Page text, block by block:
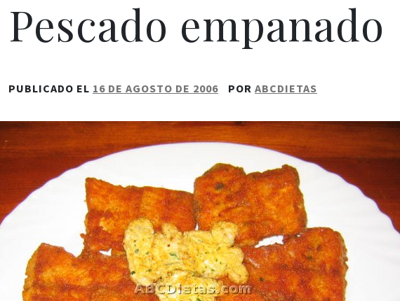
Pescado empanado
PUBLICADO EL 16 DE AGOSTO DE 2006 POR ABCDIETAS